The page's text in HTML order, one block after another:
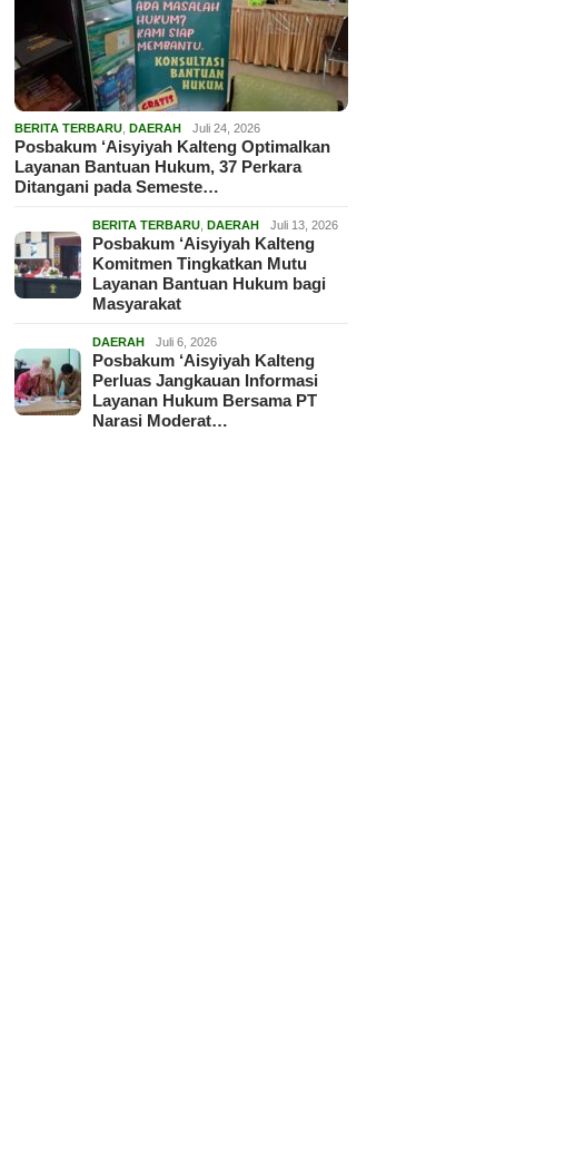
BERITA TERBARU ,DAERAH Juli 24, 2026
Posbakum ‘Aisyiyah Kalteng Optimalkan
Layanan Bantuan Hukum, 37 Perkara
Ditangani pada Semeste…
BERITA TERBARU ,DAERAH Juli 13, 2026
Posbakum ‘Aisyiyah Kalteng
Komitmen Tingkatkan Mutu
Layanan Bantuan Hukum bagi
Masyarakat
DAERAH Juli 6, 2026
Posbakum ‘Aisyiyah Kalteng
Perluas Jangkauan Informasi
Layanan Hukum Bersama PT
Narasi Moderat…